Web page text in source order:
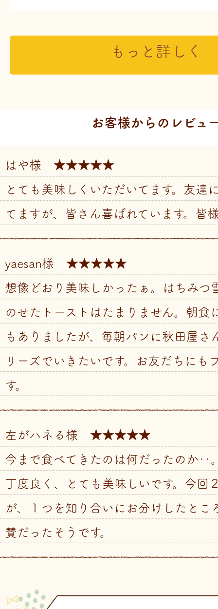
もっと詳しく
お客様からのレビュ
はや様 ★★★★★
とても美味しくいただいてます。友達
てますが、皆さん喜ばれています。皆
yaesan様 ★★★★★
想像どおり美味しかったぁ。はちみつ
のせたトーストはたまりません。朝食
もありましたが、毎朝パンに秋田屋さ
リーズでいきたいです。お友だちにも
す。
左がハネる様 ★★★★★
今まで食べてきたのは何だったのか‥
丁度良く、とても美味しいです。今回
が、１つを知り合いにお分けしたとこ
賛だったそうです。